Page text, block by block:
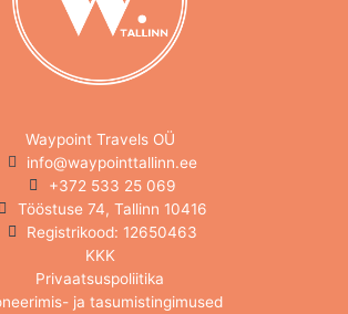
Waypoint Travels OÜ
info@waypointtallinn.ee
+372 533 25 069
Tööstuse 74, Tallinn 10416
Registrikood: 12650463
KKK
Privaatsuspoliitika
ja tasumistingimused